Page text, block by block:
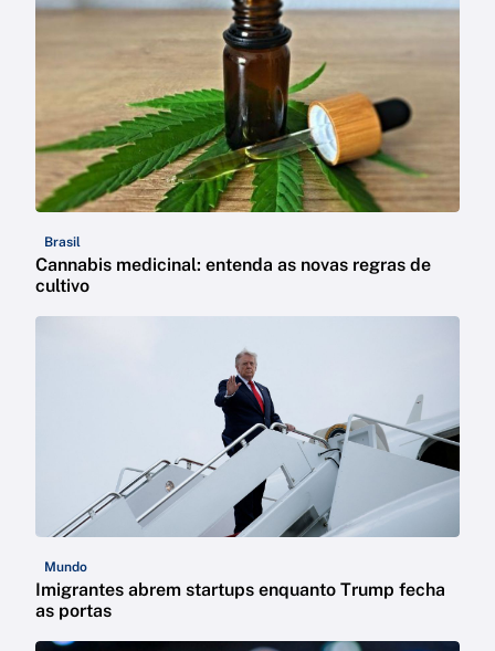
Brasil
Cannabis medicinal: entenda as novas regras de
cultivo
Mundo
Imigrantes abrem startups enquanto Trump fecha
as portas